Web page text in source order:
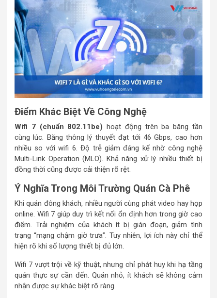
Điểm Khác Biệt Về Công Nghệ
Wifi 7 (chuẩn 802.11be) hoạt động trên ba băng tần
cùng lúc. Băng thông lý thuyết đạt tới 46 Gbps, cao hơn
nhiều so với wifi 6. Độ trễ giảm đáng kể nhờ công nghệ
Multi-Link Operation (MLO). Khả năng xử lý nhiều thiết bị
đồng thời cũng được cải thiện rõ rệt.
Ý Nghĩa Trong Môi Trường Quán Cà Phê
Khi quán đông khách, nhiều người cùng phát video hay họp
online. Wifi 7 giúp duy trì kết nối ổn định hơn trong giờ cao
điểm. Trải nghiệm của khách ít bị gián đoạn, giảm tình
trạng “mạng chậm giờ trưa”. Tuy nhiên, lợi ích này chỉ thể
hiện rõ khi số lượng thiết bị đủ lớn.
Wifi 7 vượt trội về kỹ thuật, nhưng chỉ phát huy khi hạ tầng
quán thực sự cần đến. Quán nhỏ, ít khách sẽ không cảm
nhận được sự khác biệt rõ ràng.